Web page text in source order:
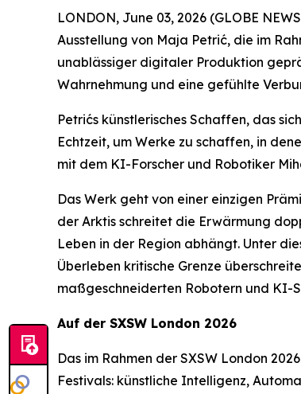
LONDON, June 03, 2026 (GLOBE
Ausstellung von Maja Petrić, die im
unablässiger digitaler Produktion
Wahrnehmung und eine gefühlte
Petrićs künstlerisches Schaffen, das
Echtzeit, um Werke zu schaffen, in
mit dem KI-Forscher und Robotiker
Das Werk geht von einer einzigen
der Arktis schreitet die Erwärmung
Leben in der Region abhängt. Unter
Überleben kritische Grenze
maßgeschneiderten Robotern und KI-
Auf der SXSW London 2026
Das im Rahmen der SXSW London
Festivals: künstliche Intelligenz,